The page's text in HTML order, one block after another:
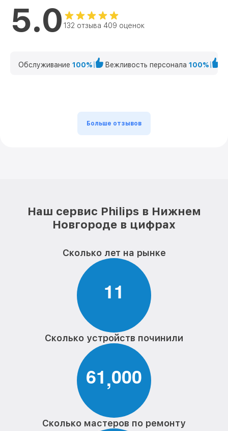
5.0 132 отзыва 409 оценок
Обслуживание 100% Вежливость персонала 100%
Больше отзывов
Наш сервис Philips в Нижнем
Новгороде в цифрах
Сколько лет на рынке
11
Сколько устройств починили
61,000
Сколько мастеров по ремонту